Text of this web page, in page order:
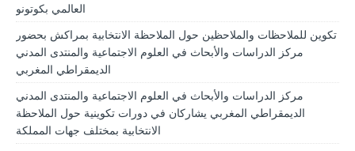
العالمي بكوتونو
تكوين للملاحظات والملاحظين حول الملاحظة الانتخابية بمراكش بحضور
مركز الدراسات والأبحاث في العلوم الاجتماعية والمنتدى المدني
الديمقراطي المغربي
مركز الدراسات والأبحاث في العلوم الاجتماعية والمنتدى المدني
الديمقراطي المغربي يشاركان في دورات تكوينية حول الملاحظة
الانتخابية بمختلف جهات المملكة